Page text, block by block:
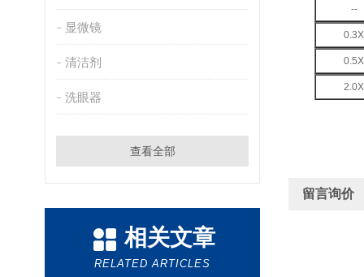
显微镜
清洁剂
洗眼器
查看全部
相关文章
RELATED ARTICLES
--
0.3X
0.5X
2.0X
留言询价